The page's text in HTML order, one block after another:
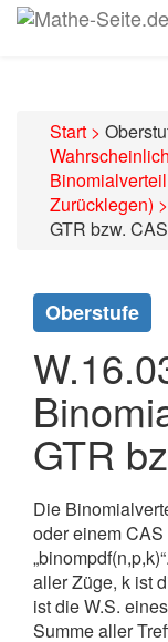
Start >
Zurücklegen) >
GTR bzw. CAS
Oberstufe
GTR
Die
oder einem
aller Züge, k ist
ist die W.S.
Summe aller